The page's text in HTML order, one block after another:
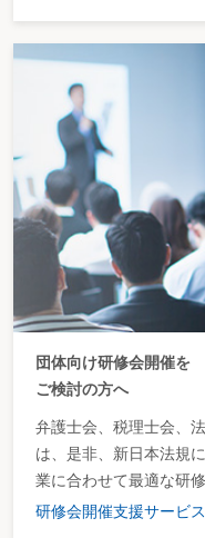
団体向け研修会開催を
ご検討の方へ
弁護士会、税理士会、
は、是非、新日本法規
業に合わせて最適な研
研修会開催支援サービス